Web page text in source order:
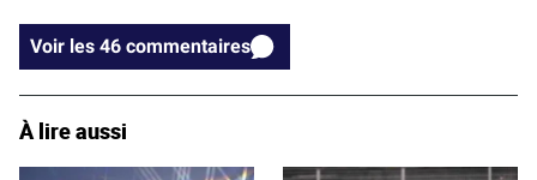
Voir les 46 commentaires
À lire aussi